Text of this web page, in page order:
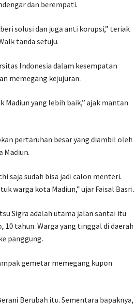
dan berempati.
solusi dan juga anti korupsi,” teriak
tanda setuju.
Indonesia dalam kesempatan
memegang kejujuran.
Madiun yang lebih baik,” ajak mantan
pertaruhan besar yang diambil oleh
Madiun.
saja sudah bisa jadi calon menteri.
warga kota Madiun,” ujar Faisal Basri.
Sigra adalah utama jalan santai itu
tahun. Warga yang tinggal di daerah
panggung.
gemetar memegang kupon
Berubah itu. Sementara bapaknya,